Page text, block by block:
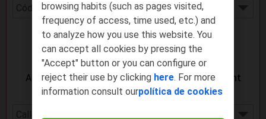
Buscar
Aquí estántodas nuestras Tiendas Yoigo en Sant
Carles de La Rápita, Tarragona:
browsing habits (such as pages visited,
frequency of access, time used, etc.) and
to analyze how you use this website. You
can accept all cookies by pressing the
"Accept" button or you can conﬁgure or
reject their use by clicking here. For more
information consult ourpolítica de cookies